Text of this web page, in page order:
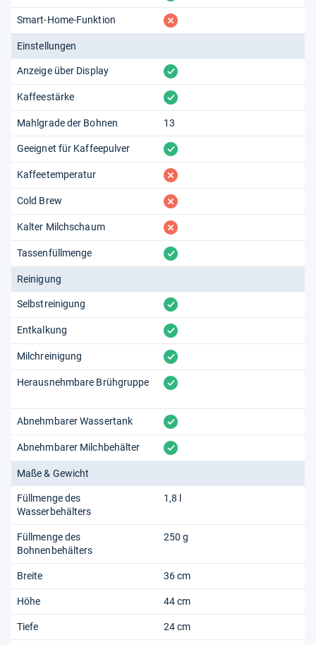
Smart-Home-Funktion fehlt
Einstellungen
Anzeige über Display vorhanden
Kaffeestärke vorhanden
Mahlgrade der Bohnen 13
Geeignet für Kaffeepulver vorhanden
Kaffeetemperatur fehlt
Cold Brew fehlt
Kalter Milchschaum fehlt
Tassenfüllmenge vorhanden
Reinigung
Selbstreinigung vorhanden
Entkalkung vorhanden
Milchreinigung vorhanden
Herausnehmbare Brühgruppe vorhanden
Abnehmbarer Wassertank vorhanden
Abnehmbarer Milchbehälter vorhanden
Maße & Gewicht
Füllmenge des
Wasserbehälters
1,8 l
Füllmenge des
Bohnenbehälters
250 g
Breite 36 cm
Höhe 44 cm
Tiefe 24 cm